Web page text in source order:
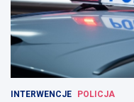
INTERWENCJE POLICJA